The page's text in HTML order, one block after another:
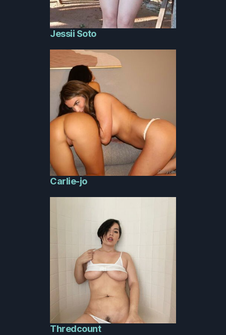
Jessii Soto
Carlie-jo
Thredcount